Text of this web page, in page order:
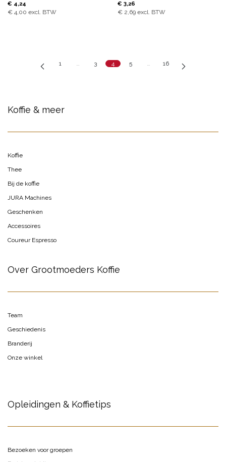
€ 4,24
€ 4,00 excl. BTW
€ 3,26
€ 2,69excl. BTW
1 … 3 4 5 … 16
Koffie & meer
Koffie
Thee
Bij de koffie
JURA Machines
Geschenken
Accessoires
Coureur Espresso
Over Grootmoeders Koffie
Team
Geschiedenis
Branderij
Onze winkel
Opleidingen & Koffietips
Bezoeken voor groepen